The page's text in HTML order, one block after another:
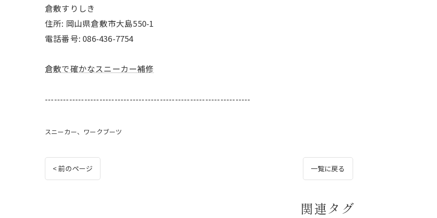
倉敷すりしき
住所: 岡山県倉敷市大島550-1
電話番号: 086-436-7754
倉敷で確かなスニーカー補修
--------------------------------------------------------------------
スニーカー、ワークブーツ
< 前のページ 一覧に戻る
関連タグ